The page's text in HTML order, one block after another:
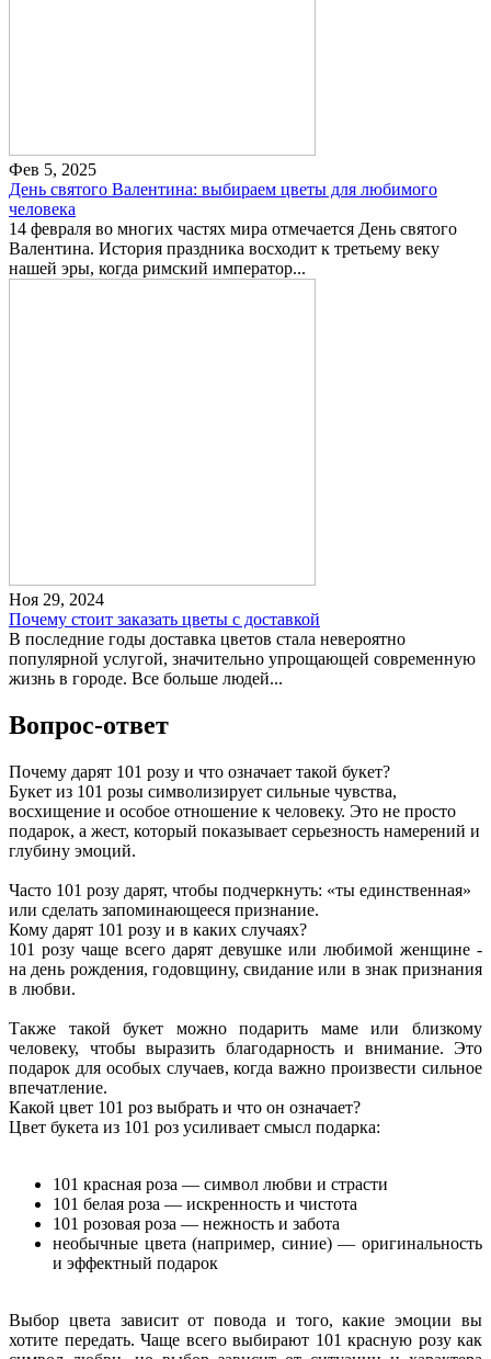
Фев 5, 2025
День святого Валентина: выбираем цветы для любимого
человека
14 февраля во многих частях мира отмечается День святого
Валентина. История праздника восходит к третьему веку
нашей эры, когда римский император...
Ноя 29, 2024
Почему стоит заказать цветы с доставкой
В последние годы доставка цветов стала невероятно
популярной услугой, значительно упрощающей современную
жизнь в городе. Все больше людей...
Вопрос-ответ
Почему дарят 101 розу и что означает такой букет?
Букет из 101 розы символизирует сильные чувства,
восхищение и особое отношение к человеку. Это не просто
подарок, а жест, который показывает серьезность намерений и
глубину эмоций.
Часто 101 розу дарят, чтобы подчеркнуть: «ты единственная»
или сделать запоминающееся признание.
Кому дарят 101 розу и в каких случаях?
101 розу чаще всего дарят девушке или любимой женщине -
на день рождения, годовщину, свидание или в знак признания
в любви.
Также такой букет можно подарить маме или близкому
человеку, чтобы выразить благодарность и внимание. Это
подарок для особых случаев, когда важно произвести сильное
впечатление.
Какой цвет 101 роз выбрать и что он означает?
Цвет букета из 101 роз усиливает смысл подарка:
101 красная роза — символ любви и страсти
101 белая роза — искренность и чистота
101 розовая роза — нежность и забота
необычные цвета (например, синие) — оригинальность
и эффектный подарок
Выбор цвета зависит от повода и того, какие эмоции вы
хотите передать. Чаще всего выбирают 101 красную розу как